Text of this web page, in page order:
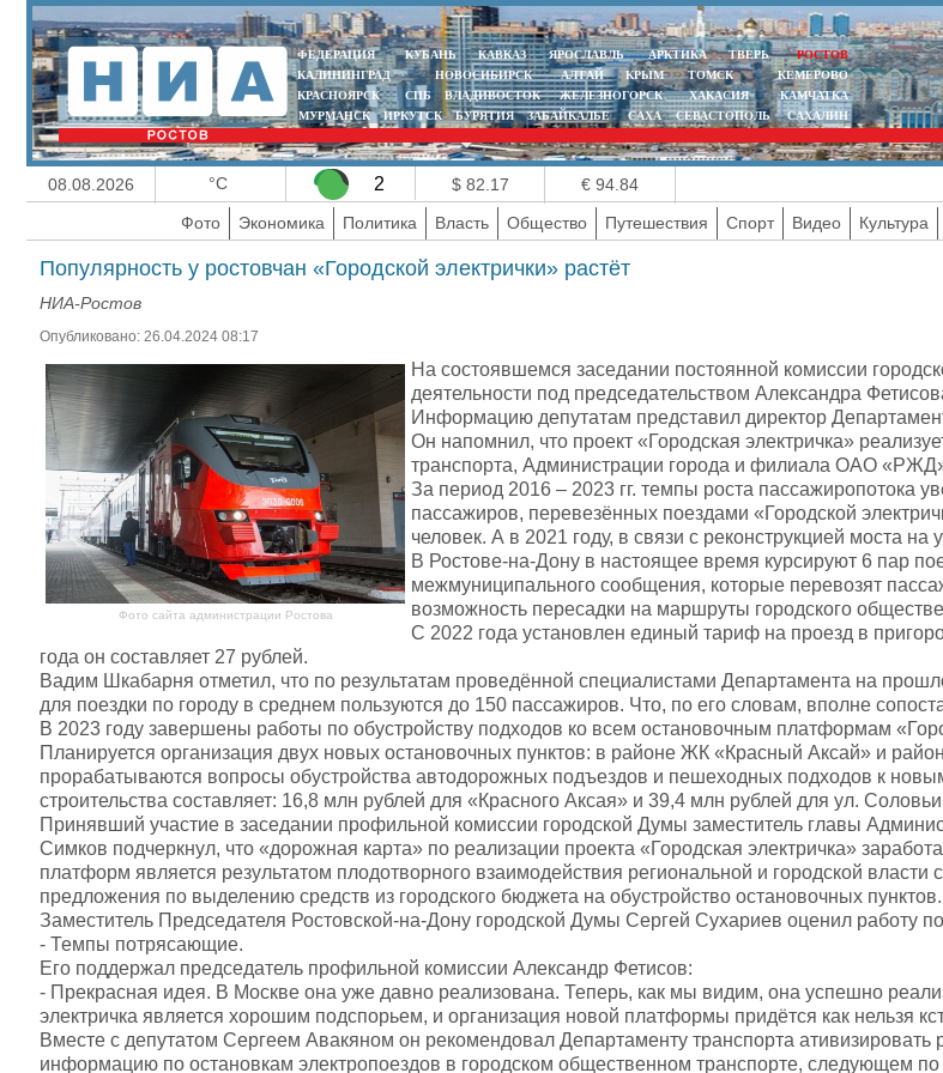
ФЕДЕРАЦИЯ КУБАНЬ КАВКАЗ ЯРОСЛАВЛЬ АРКТИКА ТВЕРЬ
РОСТОВ
КАЛИНИНГРАД
НОВОСИБИРСК АЛТАЙ КРЫМ ТОМСК
КЕМЕРОВО
КРАСНОЯРСК
СПБ ВЛАДИВОСТОК ЖЕЛЕЗНОГОРСК ХАКАСИЯ
КАМЧАТКА
МУРМАНСК
ИРКУТСК БУРЯТИЯ ЗАБАЙКАЛЬЕ САХА СЕВАСТОПОЛЬ САХАЛИН
08.08.2026 °C 2 $ 82.17
€ 94.84
Фото
Экономика Политика Власть Общество Путешествия Спорт Видео Культура
Популярность у ростовчан «Городской электрички» растёт
НИА-Ростов
Опубликовано: 26.04.2024 08:17
Фото сайта администрации Ростова
На состоявшемся заседании постоянной комиссии
деятельности под председательством Александра
Информацию депутатам представил директор
Он напомнил, что проект «Городская электричка»
транспорта, Администрации города и филиала ОАО
За период 2016 – 2023 гг. темпы роста пассажиропотока
пассажиров, перевезённых поездами «Городской
человек. А в 2021 году, в связи с реконструкцией моста
В Ростове-на-Дону в настоящее время курсируют 6 пар
межмуниципального сообщения, которые перевозят
возможность пересадки на маршруты городского
С 2022 года установлен единый тариф на проезд в
года он составляет 27 рублей.
Вадим Шкабарня отметил, что по результатам проведённой специалистами Департамента на
для поездки по городу в среднем пользуются до 150 пассажиров. Что, по его словам, вполне
В 2023 году завершены работы по обустройству подходов ко всем остановочным платформам
Планируется организация двух новых остановочных пунктов: в районе ЖК «Красный Аксай» и
прорабатываются вопросы обустройства автодорожных подъездов и пешеходных подходов к
строительства составляет: 16,8 млн рублей для «Красного Аксая» и 39,4 млн рублей для ул.
Принявший участие в заседании профильной комиссии городской Думы заместитель главы
Симков подчеркнул, что «дорожная карта» по реализации проекта «Городская электричка»
платформ является результатом плодотворного взаимодействия региональной и городской
предложения по выделению средств из городского бюджета на обустройство остановочных пунктов.
Заместитель Председателя Ростовской-на-Дону городской Думы Сергей Сухариев оценил работу
- Темпы потрясающие.
Его поддержал председатель профильной комиссии Александр Фетисов:
- Прекрасная идея. В Москве она уже давно реализована. Теперь, как мы видим, она успешно
электричка является хорошим подспорьем, и организация новой платформы придётся как нельзя
Вместе с депутатом Сергеем Авакяном он рекомендовал Департаменту транспорта
информацию по остановкам электропоездов в городском общественном транспорте, следующем